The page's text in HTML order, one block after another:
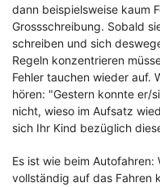
dann beispielsweise kaum
Grossschreibung. Sobald
schreiben und sich
Regeln konzentrieren
Fehler tauchen wieder auf.
hören: "Gestern konnte er/
nicht, wieso im Aufsatz
sich Ihr Kind bezüglich
Es ist wie beim Autofahren:
vollständig auf das Fahren